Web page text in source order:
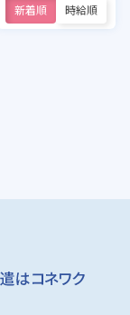
新着順 時給順